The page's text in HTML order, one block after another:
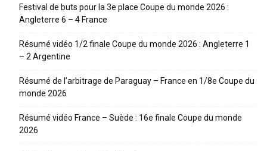
Festival de buts pour la 3e place Coupe du monde 2026 :
Angleterre 6 – 4 France
Résumé vidéo 1/2 finale Coupe du monde 2026 : Angleterre 1
– 2 Argentine
Résumé de l’arbitrage de Paraguay – France en 1/8e Coupe du
monde 2026
Résumé vidéo France – Suède : 16e finale Coupe du monde
2026